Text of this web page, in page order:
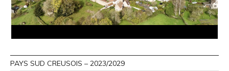
PAYS SUD CREUSOIS – 2023/2029